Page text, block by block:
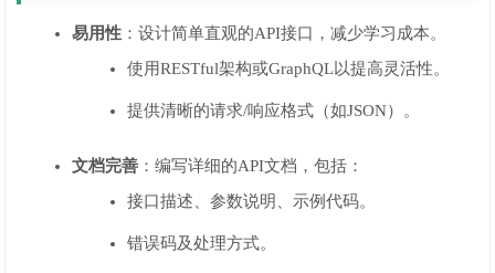
易用性 ：设计简单直观的API接口，减少学习成本。
使用RESTful架构或GraphQL以提高灵活性。
提供清晰的请求/响应格式（如JSON）。
文档完善 ：编写详细的API文档，包括：
接口描述、参数说明、示例代码。
错误码及处理方式。